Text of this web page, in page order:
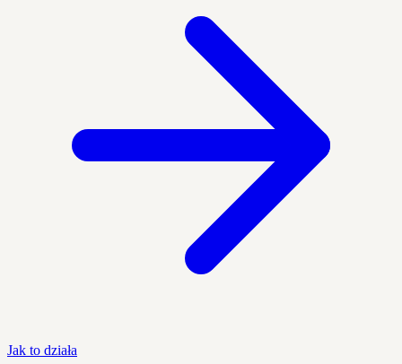
Jak to działa